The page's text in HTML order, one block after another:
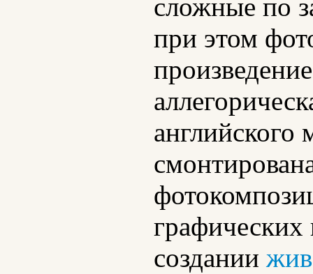
сложные по
при этом
английского
графических
создании